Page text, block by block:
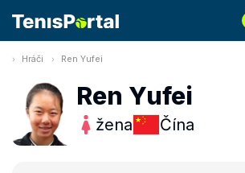
Hráči Ren Yufei
Ren Yufei
žena Čína